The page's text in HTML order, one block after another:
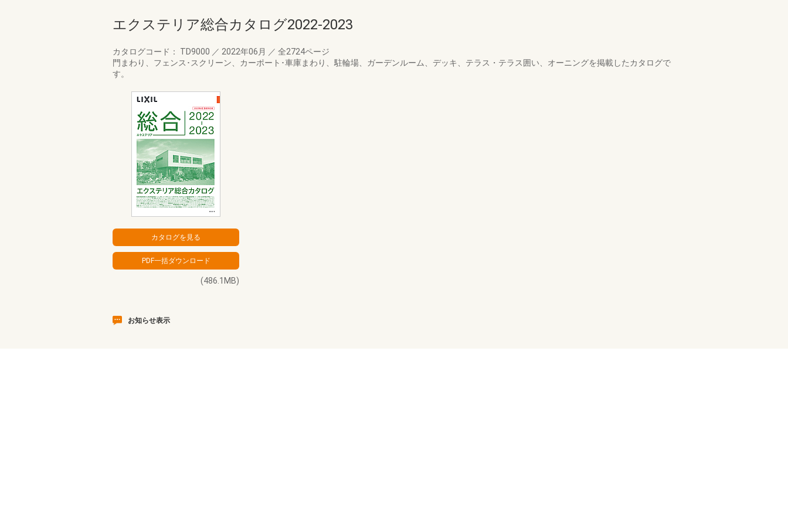
エクステリア総合カタログ2022-2023
カタログコード： TD9000 ／ 2022年06月 ／ 全2724ページ
門まわり、フェンス･スクリーン、カーポート･車庫まわり、駐輪場、ガーデンルーム、デッキ、テラス・テラス囲い、オーニングを掲載したカタログで
す。
(486.1MB)
お知らせ表示